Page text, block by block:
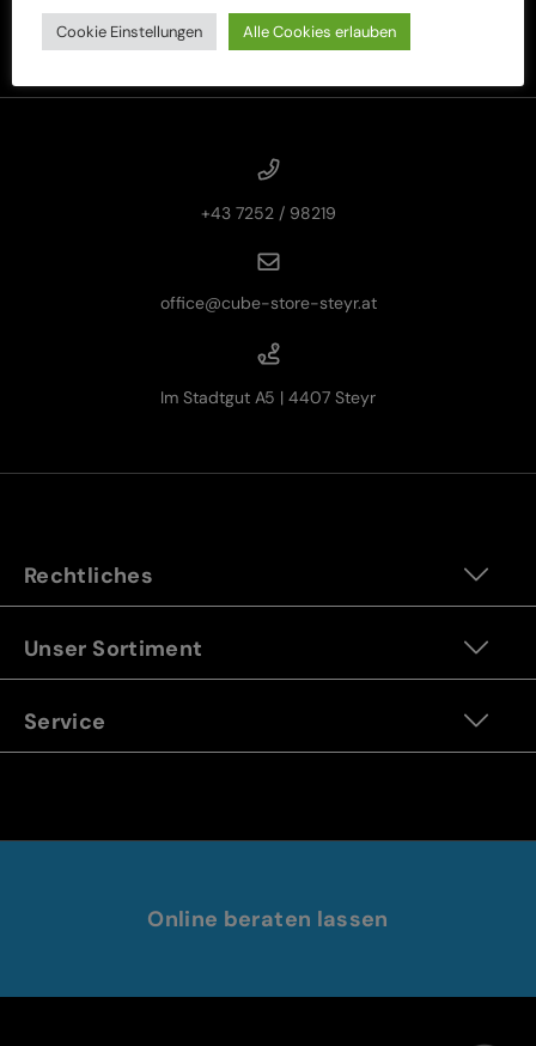
+43 7252 / 98219
office@cube-store-steyr.at
Im Stadtgut A5 | 4407 Steyr
Rechtliches
Unser Sortiment
Service
Online beraten lassen
Cookie Einstellungen Alle Cookies erlauben